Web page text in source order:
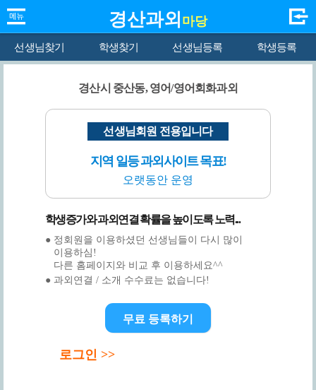
경산과외 마당
선생님찾기 학생찾기 선생님등록 학생등록
경산시 중산동, 영어/영어회화과외
선생님회원 전용입니다
지역 일등 과외사이트 목표!
오랫동안 운영
학생증가와 과외연결 확률을 높이도록 노력...
● 정회원을 이용하셨던 선생님들이 다시 많이
이용하심!
다른 홈페이지와 비교 후 이용하세요^^
● 과외연결 / 소개 수수료는 없습니다!
무료 등록하기
로그인 >>